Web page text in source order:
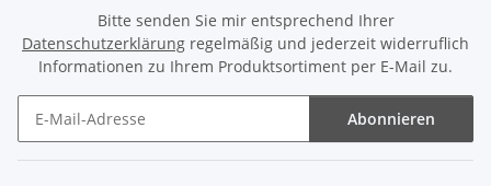
Bitte senden Sie mir entsprechend Ihrer
Datenschutzerklärung regelmäßig und jederzeit widerruflich
Informationen zu Ihrem Produktsortiment per E-Mail zu.
Abonnieren